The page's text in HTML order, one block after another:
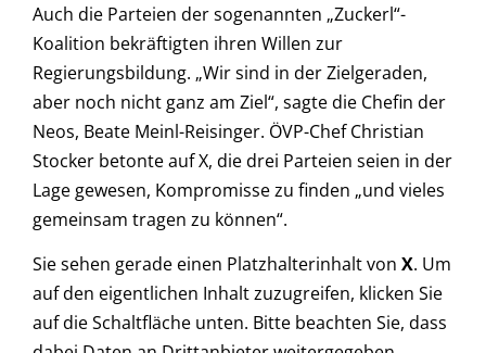
Auch die Parteien der sogenannten „Zuckerl“-
Koalition bekräftigten ihren Willen zur
Regierungsbildung. „Wir sind in der Zielgeraden,
aber noch nicht ganz am Ziel“, sagte die Chefin der
Neos, Beate Meinl-Reisinger. ÖVP-Chef Christian
Stocker betonte auf X, die drei Parteien seien in der
Lage gewesen, Kompromisse zu finden „und vieles
gemeinsam tragen zu können“.
Sie sehen gerade einen Platzhalterinhalt von X. Um
auf den eigentlichen Inhalt zuzugreifen, klicken Sie
auf die Schaltfläche unten. Bitte beachten Sie, dass